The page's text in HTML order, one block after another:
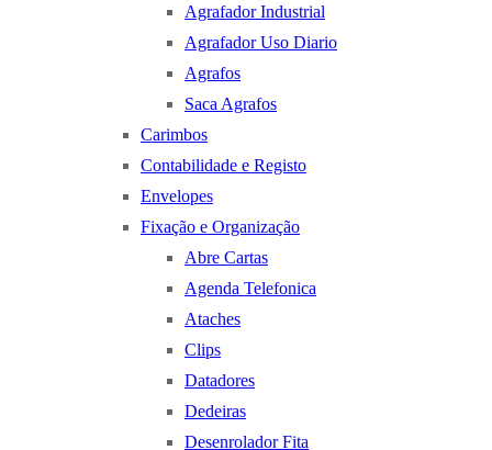
Agrafador Industrial
Agrafador Uso Diario
Agrafos
Saca Agrafos
Carimbos
Contabilidade e Registo
Envelopes
Fixação e Organização
Abre Cartas
Agenda Telefonica
Ataches
Clips
Datadores
Dedeiras
Desenrolador Fita